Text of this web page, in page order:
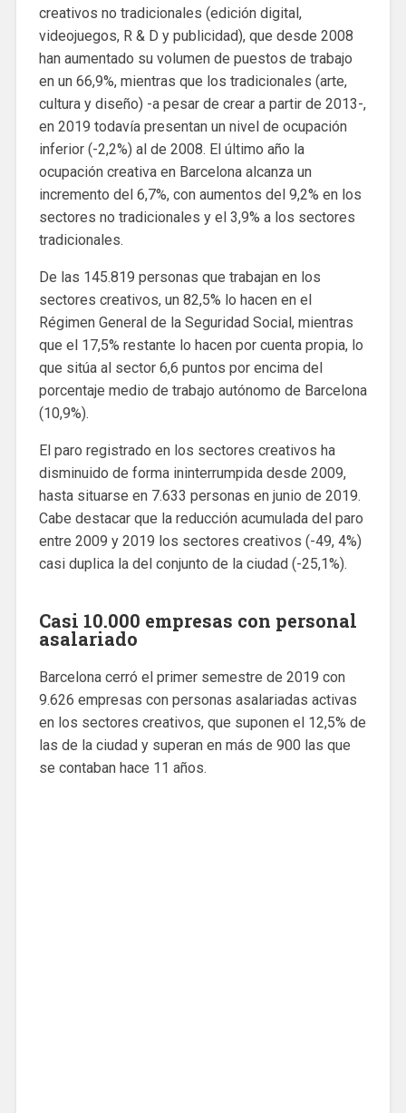
creativos no tradicionales (edición digital,
videojuegos, R & D y publicidad), que desde 2008
han aumentado su volumen de puestos de trabajo
en un 66,9%, mientras que los tradicionales (arte,
cultura y diseño) -a pesar de crear a partir de 2013-,
en 2019 todavía presentan un nivel de ocupación
inferior (-2,2%) al de 2008. El último año la
ocupación creativa en Barcelona alcanza un
incremento del 6,7%, con aumentos del 9,2% en los
sectores no tradicionales y el 3,9% a los sectores
tradicionales.
De las 145.819 personas que trabajan en los
sectores creativos, un 82,5% lo hacen en el
Régimen General de la Seguridad Social, mientras
que el 17,5% restante lo hacen por cuenta propia, lo
que sitúa al sector 6,6 puntos por encima del
porcentaje medio de trabajo autónomo de Barcelona
(10,9%).
El paro registrado en los sectores creativos ha
disminuido de forma ininterrumpida desde 2009,
hasta situarse en 7.633 personas en junio de 2019.
Cabe destacar que la reducción acumulada del paro
entre 2009 y 2019 los sectores creativos (-49, 4%)
casi duplica la del conjunto de la ciudad (-25,1%).
Casi 10.000 empresas con personal
asalariado
Barcelona cerró el primer semestre de 2019 con
9.626 empresas con personas asalariadas activas
en los sectores creativos, que suponen el 12,5% de
las de la ciudad y superan en más de 900 las que
se contaban hace 11 años.